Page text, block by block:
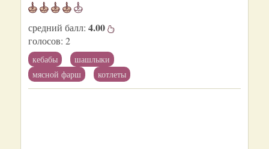
средний балл: 4.00
голосов: 2
кебабы
шашлыки
мясной фарш
котлеты